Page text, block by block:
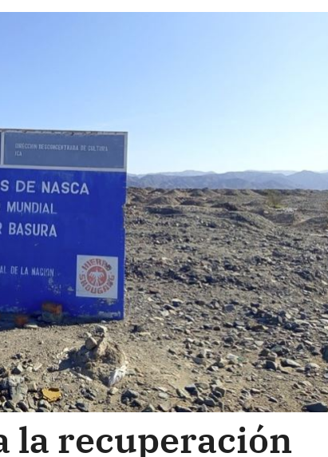
la recuperación